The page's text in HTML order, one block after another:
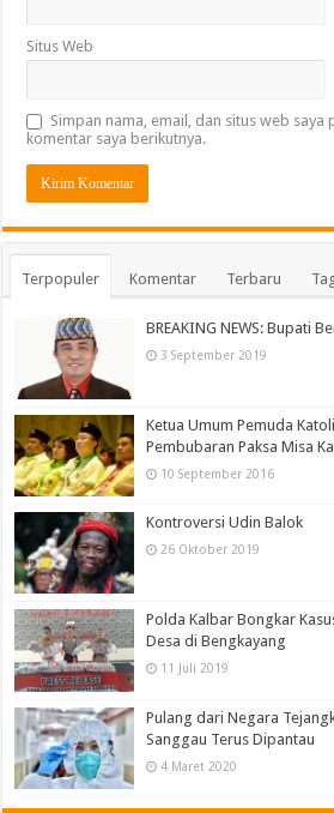
Situs Web
Simpan nama, email, dan situs web
komentar saya berikutnya.
Terpopuler Komentar Terbaru
BREAKING NEWS: Bupati
3 September 2019
Ketua Umum Pemuda
Pembubaran Paksa Misa
10 September 2016
Kontroversi Udin Balok
26 Oktober 2019
Polda Kalbar Bongkar
Desa di Bengkayang
11 Juli 2019
Pulang dari Negara
Sanggau Terus Dipantau
4 Maret 2020